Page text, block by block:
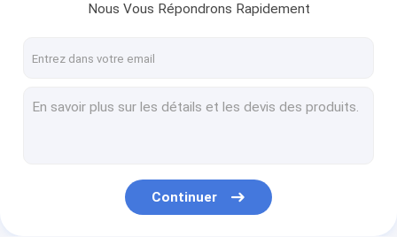
BRIDE JIS B2220
GOST 33259 DE BRIDE
EN 10253 DU MONTAGE DE TUYAU DIN
Nous Vous Répondrons Rapidement
Continuer